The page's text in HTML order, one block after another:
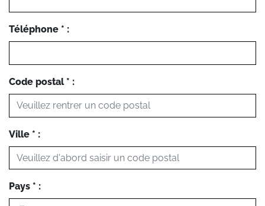
Téléphone * :
Code postal * :
Ville * :
Pays * :